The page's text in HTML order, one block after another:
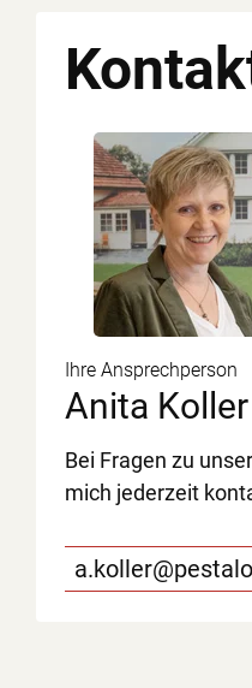
Anita Koller
Ihre Ansprechperson
Bei Fragen zu
mich jederzeit